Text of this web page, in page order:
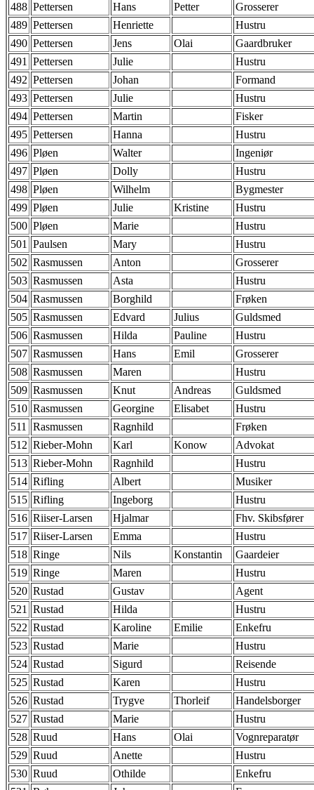
488 Pettersen Hans Petter
Grosserer
489 Pettersen Henriette
Hustru
490 Pettersen Jens Olai
Gaardbruker
491 Pettersen Julie
Hustru
492 Pettersen Johan
Formand
493 Pettersen Julie
Hustru
494 Pettersen Martin
Fisker
495 Pettersen Hanna
Hustru
496 Pløen Walter
Ingeniør
497 Pløen Dolly
Hustru
498 Pløen Wilhelm
Bygmester
499 Pløen Julie Kristine
Hustru
500 Pløen Marie
Hustru
501 Paulsen Mary
Hustru
502 Rasmussen Anton
Grosserer
503 Rasmussen Asta
Hustru
504 Rasmussen Borghild
Frøken
505 Rasmussen Edvard Julius
Guldsmed
506 Rasmussen Hilda Pauline
Hustru
507 Rasmussen Hans Emil
Grosserer
508 Rasmussen Maren
Hustru
509 Rasmussen Knut Andreas
Guldsmed
510 Rasmussen Georgine Elisabet
Hustru
511 Rasmussen Ragnhild
Frøken
512 Rieber-Mohn Karl Konow
Advokat
513 Rieber-Mohn Ragnhild
Hustru
514 Rifling Albert
Musiker
515 Rifling Ingeborg
Hustru
516 Riiser-Larsen Hjalmar
Fhv. Skibsfører
517 Riiser-Larsen Emma
Hustru
518 Ringe Nils Konstantin
Gaardeier
519 Ringe Maren
Hustru
520 Rustad Gustav
Agent
521 Rustad Hilda
Hustru
522 Rustad Karoline Emilie
Enkefru
523 Rustad Marie
Hustru
524 Rustad Sigurd
Reisende
525 Rustad Karen
Hustru
526 Rustad Trygve Thorleif
Handelsborger
527 Rustad Marie
Hustru
528 Ruud Hans Olai
Vognreparatør
529 Ruud Anette
Hustru
530 Ruud Othilde
Enkefru